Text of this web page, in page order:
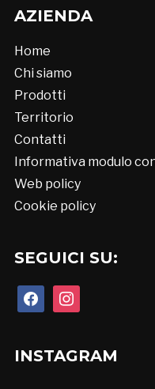
AZIENDA
Home
Chi siamo
Prodotti
Territorio
Contatti
Informativa modulo
Web policy
Cookie policy
SEGUICI SU:
facebookinstagram
INSTAGRAM